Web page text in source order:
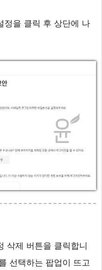
정을 클릭 후 상단에 나
삭제 버튼을 클릭합니
선택하는 팝업이 뜨고